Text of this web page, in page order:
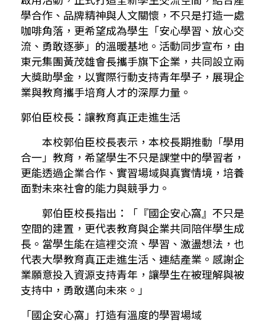
學合作、品牌精神與人文關懷，不只是打造一處
咖啡角落，更希望成為學生「安心學習、放心交
流、勇敢逐夢」的溫暖基地。活動同步宣布，由
東元集團黃茂雄會長攜手旗下企業，共同設立兩
大獎助學金，以實際行動支持青年學子，展現企
業與教育攜手培育人才的深厚力量。
郭伯臣校長：讓教育真正走進生活
本校郭伯臣校長表示，本校長期推動「學用
合一」教育，希望學生不只是課堂中的學習者，
更能透過企業合作、實習場域與真實情境，培養
面對未來社會的能力與競爭力。
郭伯臣校長指出：「『國企安心窩』不只是
空間的建置，更代表教育與企業共同陪伴學生成
長。當學生能在這裡交流、學習、激盪想法，也
代表大學教育真正走進生活、連結產業。感謝企
業願意投入資源支持青年，讓學生在被理解與被
支持中，勇敢邁向未來。」
「國企安心窩」打造有溫度的學習場域